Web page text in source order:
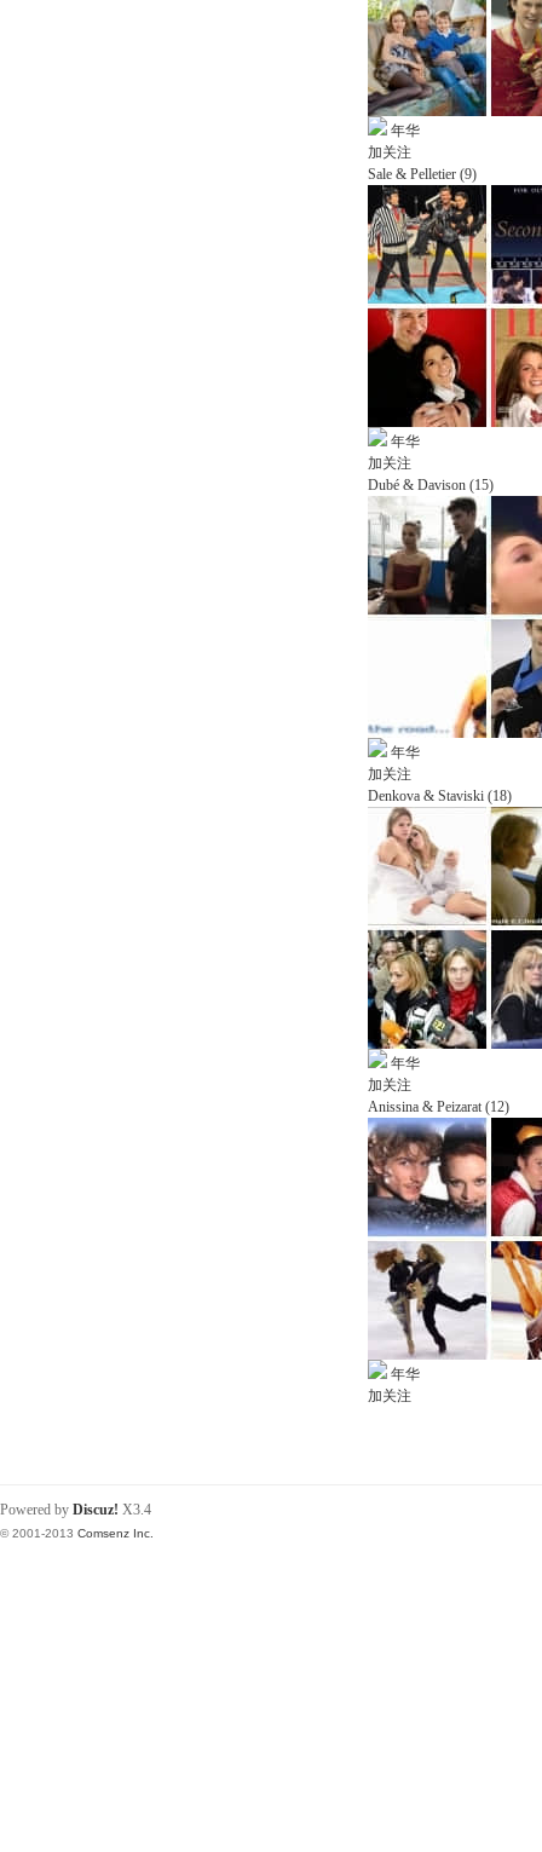
年华
加关注
Sale & Pelletier (9)
年华
加关注
Dubé & Davison (15)
年华
加关注
Denkova & Staviski (18)
年华
加关注
Anissina & Peizarat (12)
年华
加关注
Powered by Discuz! X3.4
© 2001-2013 Comsenz Inc.